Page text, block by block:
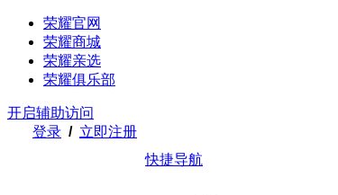
荣耀官网
荣耀商城
荣耀亲选
荣耀俱乐部
开启辅助访问
登录 / 立即注册
快捷导航